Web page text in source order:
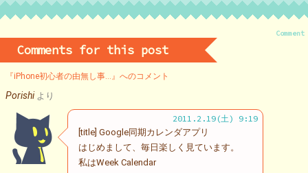
Comment
Comments for this post
『iPhone初心者の由無し事…』へのコメント
Porishi より
2011.2.19(土) 9:19
[title] Google同期カレンダアプリ
はじめまして、毎日楽しく見ています。
私はWeek Calendar